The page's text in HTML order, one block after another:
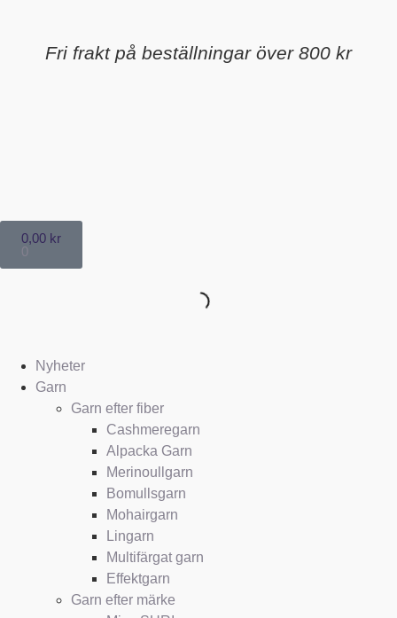
Fri frakt på beställningar över 800 kr
0,00 kr
0
Nyheter
Garn
Garn efter fiber
Cashmeregarn
Alpacka Garn
Merinoullgarn
Bomullsgarn
Mohairgarn
Lingarn
Multifärgat garn
Effektgarn
Garn efter märke